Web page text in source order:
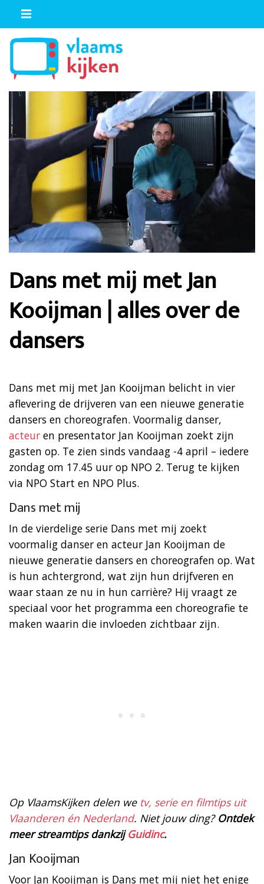
Dans met mij met Jan
Kooijman | alles over de
dansers
Dans met mij met Jan Kooijman belicht in vier
aflevering de drijveren van een nieuwe generatie
dansers en choreografen. Voormalig danser,
acteur en presentator Jan Kooijman zoekt zijn
gasten op. Te zien sinds vandaag -4 april – iedere
zondag om 17.45 uur op NPO 2. Terug te kijken
via NPO Start en NPO Plus.
Dans met mij
In de vierdelige serie Dans met mij zoekt
voormalig danser en acteur Jan Kooijman de
nieuwe generatie dansers en choreografen op. Wat
is hun achtergrond, wat zijn hun drijfveren en
waar staan ze nu in hun carrière? Hij vraagt ze
speciaal voor het programma een choreografie te
maken waarin die invloeden zichtbaar zijn.
Op VlaamsKijken delen we tv, serie en filmtips uit
Vlaanderen én Nederland. Niet jouw ding? Ontdek
meer streamtips dankzijGuidinc.
Jan Kooijman
Voor Jan Kooijman is Dans met mij niet het enige